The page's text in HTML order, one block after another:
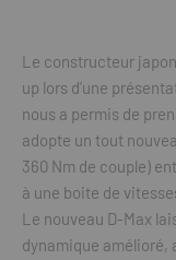
Le constructeur
up lors d’une
nous a permis de
adopte un tout
360 Nm de couple)
à une boite de
Le nouveau D-Max
dynamique amélioré,